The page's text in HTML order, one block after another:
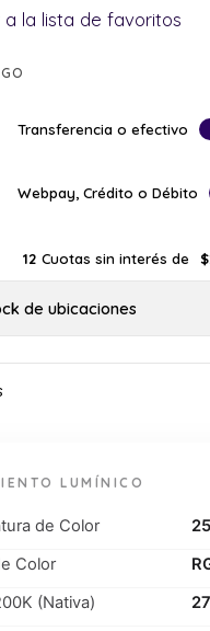
la lista de favoritos
Transferencia o efectivo
Webpay, Crédito o Débito
12 Cuotas sin interés de
de ubicaciones
LUMÍNICO
de Color
Color
(Nativa)